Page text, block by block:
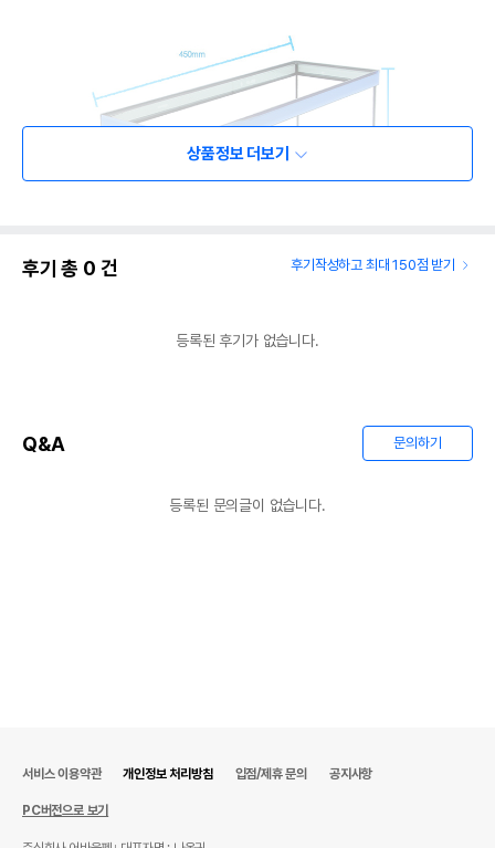
받았음을 확인할수 있는
상품정보 더보기
후기 총 0 건 후기작성하고 최대 150점 받기
등록된 후기가 없습니다.
Q&A 문의하기
등록된 문의글이 없습니다.
서비스 이용약관 개인정보 처리방침 입점/제휴 문의 공지사항
PC버전으로 보기